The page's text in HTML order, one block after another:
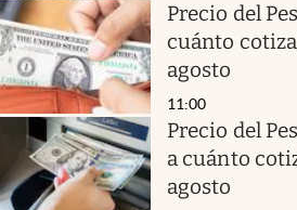
Precio del
cuánto cotiza
agosto
11:00
Precio del
a cuánto
agosto